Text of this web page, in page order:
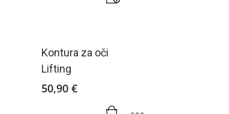
Kontura za oči
Lifting
50,90 €